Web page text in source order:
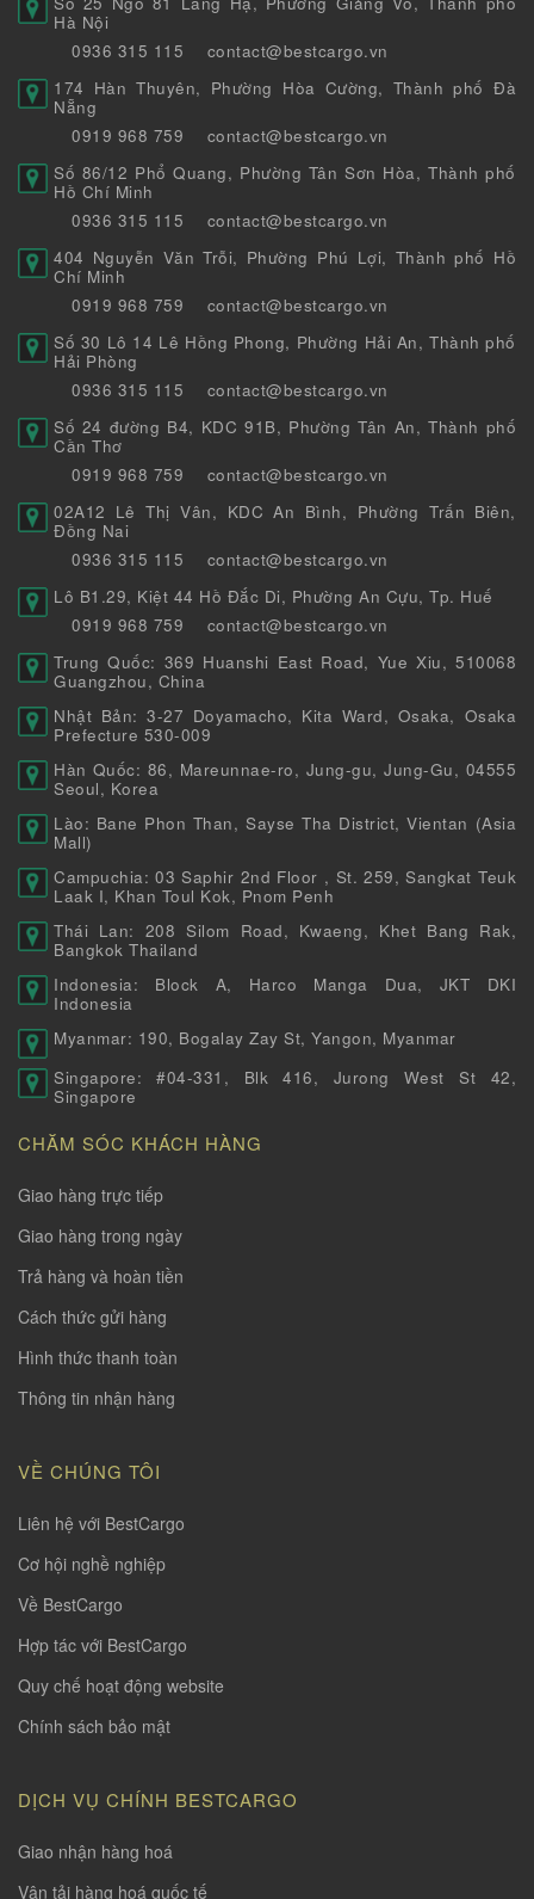
Hà Nội
0936 315 115
contact@bestcargo.vn
174 Hàn Thuyên, Phường Hòa Cường, Thành phố Đà
Nẵng
0919 968 759
contact@bestcargo.vn
Số 86/12 Phổ Quang, Phường Tân Sơn Hòa, Thành phố
Hồ Chí Minh
0936 315 115
contact@bestcargo.vn
404 Nguyễn Văn Trỗi, Phường Phú Lợi, Thành phố Hồ
Chí Minh
0919 968 759
contact@bestcargo.vn
Số 30 Lô 14 Lê Hồng Phong, Phường Hải An, Thành phố
Hải Phòng
0936 315 115
contact@bestcargo.vn
Số 24 đường B4, KDC 91B, Phường Tân An, Thành phố
Cần Thơ
0919 968 759
contact@bestcargo.vn
02A12 Lê Thị Vân, KDC An Bình, Phường Trấn Biên,
Đồng Nai
0936 315 115
contact@bestcargo.vn
Lô B1.29, Kiệt 44 Hồ Đắc Di, Phường An Cựu, Tp. Huế
0919 968 759
contact@bestcargo.vn
Trung Quốc: 369 Huanshi East Road, Yue Xiu, 510068
Guangzhou, China
Nhật Bản: 3-27 Doyamacho, Kita Ward, Osaka, Osaka
Prefecture 530-009
Hàn Quốc: 86, Mareunnae-ro, Jung-gu, Jung-Gu, 04555
Seoul, Korea
Lào: Bane Phon Than, Sayse Tha District, Vientan (Asia
Mall)
Campuchia: 03 Saphir 2nd Floor , St. 259, Sangkat Teuk
Laak I, Khan Toul Kok, Pnom Penh
Thái Lan: 208 Silom Road, Kwaeng, Khet Bang Rak,
Bangkok Thailand
Indonesia: Block A, Harco Manga Dua, JKT DKI
Indonesia
Myanmar: 190, Bogalay Zay St, Yangon, Myanmar
Singapore: #04-331, Blk 416, Jurong West St 42,
Singapore
CHĂM SÓC KHÁCH HÀNG
Giao hàng trực tiếp
Giao hàng trong ngày
Trả hàng và hoàn tiền
Cách thức gửi hàng
Hình thức thanh toàn
Thông tin nhận hàng
VỀ CHÚNG TÔI
Liên hệ với BestCargo
Cơ hội nghề nghiệp
Về BestCargo
Hợp tác với BestCargo
Quy chế hoạt động website
Chính sách bảo mật
DỊCH VỤ CHÍNH BESTCARGO
Giao nhận hàng hoá
Vận tải hàng hoá quốc tế